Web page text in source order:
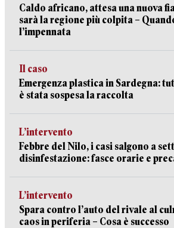
Caldo africano, attesa una nuova
sarà la regione più colpita –
l’impennata
Il caso
Emergenza plastica in Sardegna:
è stata sospesa la raccolta
L’intervento
Febbre del Nilo, i casi salgono a
disinfestazione: fasce orarie e
L’intervento
Spara contro l’auto del rivale al
caos in periferia – Cosa è successo